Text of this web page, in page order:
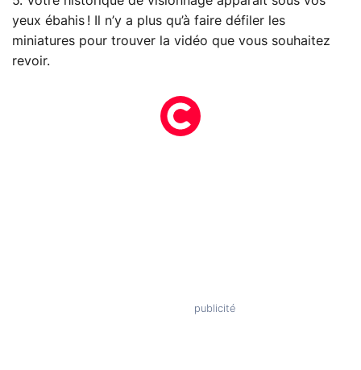
yeux ébahis ! Il n’y a plus qu’à faire défiler les
miniatures pour trouver la vidéo que vous souhaitez
revoir.